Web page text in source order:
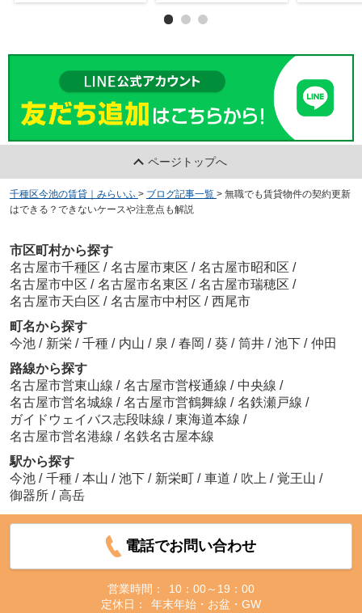
ページトップへ
千種区今池の賃貸｜みらいふ > ブログ記事一覧 > 無職でも賃貸物件の契約更新
はできる？できないケースや注意点も解説
市区町村から探す
名古屋市千種区 / 名古屋市東区 / 名古屋市昭和区 /
名古屋市中区 / 名古屋市名東区 / 名古屋市瑞穂区 /
名古屋市天白区 / 名古屋市中村区 / 西尾市
町名から探す
今池 / 新栄 / 千種 / 内山 / 泉 / 春岡 / 葵 / 筒井 / 池下 / 仲田
路線から探す
名古屋市営東山線 / 名古屋市営桜通線 / 中央線 /
名古屋市営名城線 / 名古屋市営鶴舞線 / 名鉄瀬戸線 /
ガイドウェイバス志段味線 / 東海道本線 /
名古屋市営名港線 / 名鉄名古屋本線
駅から探す
今池 / 千種 / 本山 / 池下 / 新栄町 / 車道 / 吹上 / 覚王山 /
御器所 / 高岳
電話でお問い合わせ
営業時間：
10：00～19：00
定休日：
年末年始・お盆・GW